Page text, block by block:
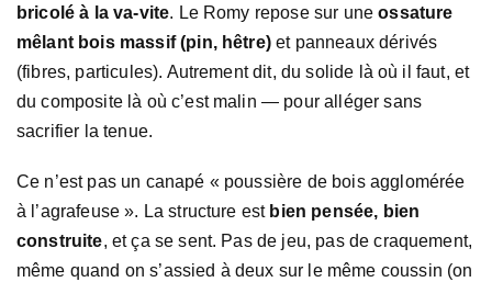
bricolé à la va-vite. Le Romy repose sur uneossature
mêlant bois massif (pin, hêtre)et panneaux dérivés
(fibres, particules). Autrement dit, du solide là où il faut, et
du composite là où c’est malin — pour alléger sans
sacrifier la tenue.
Ce n’est pas un canapé « poussière de bois agglomérée
à l’agrafeuse ». La structure est bien pensée, bien
construite, et ça se sent. Pas de jeu, pas de craquement,
même quand on s’assied à deux sur le même coussin (on